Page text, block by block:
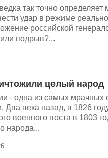
так точно
удар в режиме
российской
подрыв?...
целый народ
- одна из самых мрачных
Два века назад, в 1826
военного поста в 1803
народа...